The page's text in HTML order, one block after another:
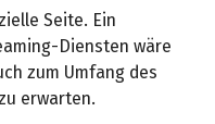
Seite. Ein
Diensten wäre
zum Umfang des
erwarten.